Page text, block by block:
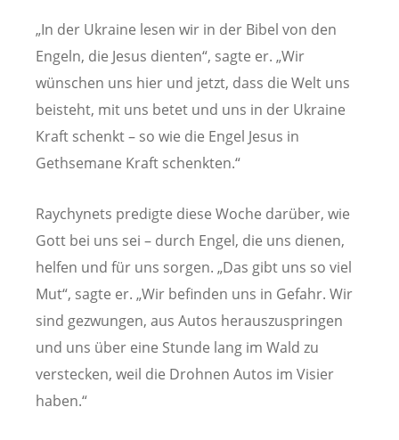
„In der Ukraine lesen wir in der Bibel von den
Engeln, die Jesus dienten“, sagte er. „Wir
wünschen uns hier und jetzt, dass die Welt uns
beisteht, mit uns betet und uns in der Ukraine
Kraft schenkt – so wie die Engel Jesus in
Gethsemane Kraft schenkten.“
Raychynets predigte diese Woche darüber, wie
Gott bei uns sei – durch Engel, die uns dienen,
helfen und für uns sorgen. „Das gibt uns so viel
Mut“, sagte er. „Wir befinden uns in Gefahr. Wir
sind gezwungen, aus Autos herauszuspringen
und uns über eine Stunde lang im Wald zu
verstecken, weil die Drohnen Autos im Visier
haben.“